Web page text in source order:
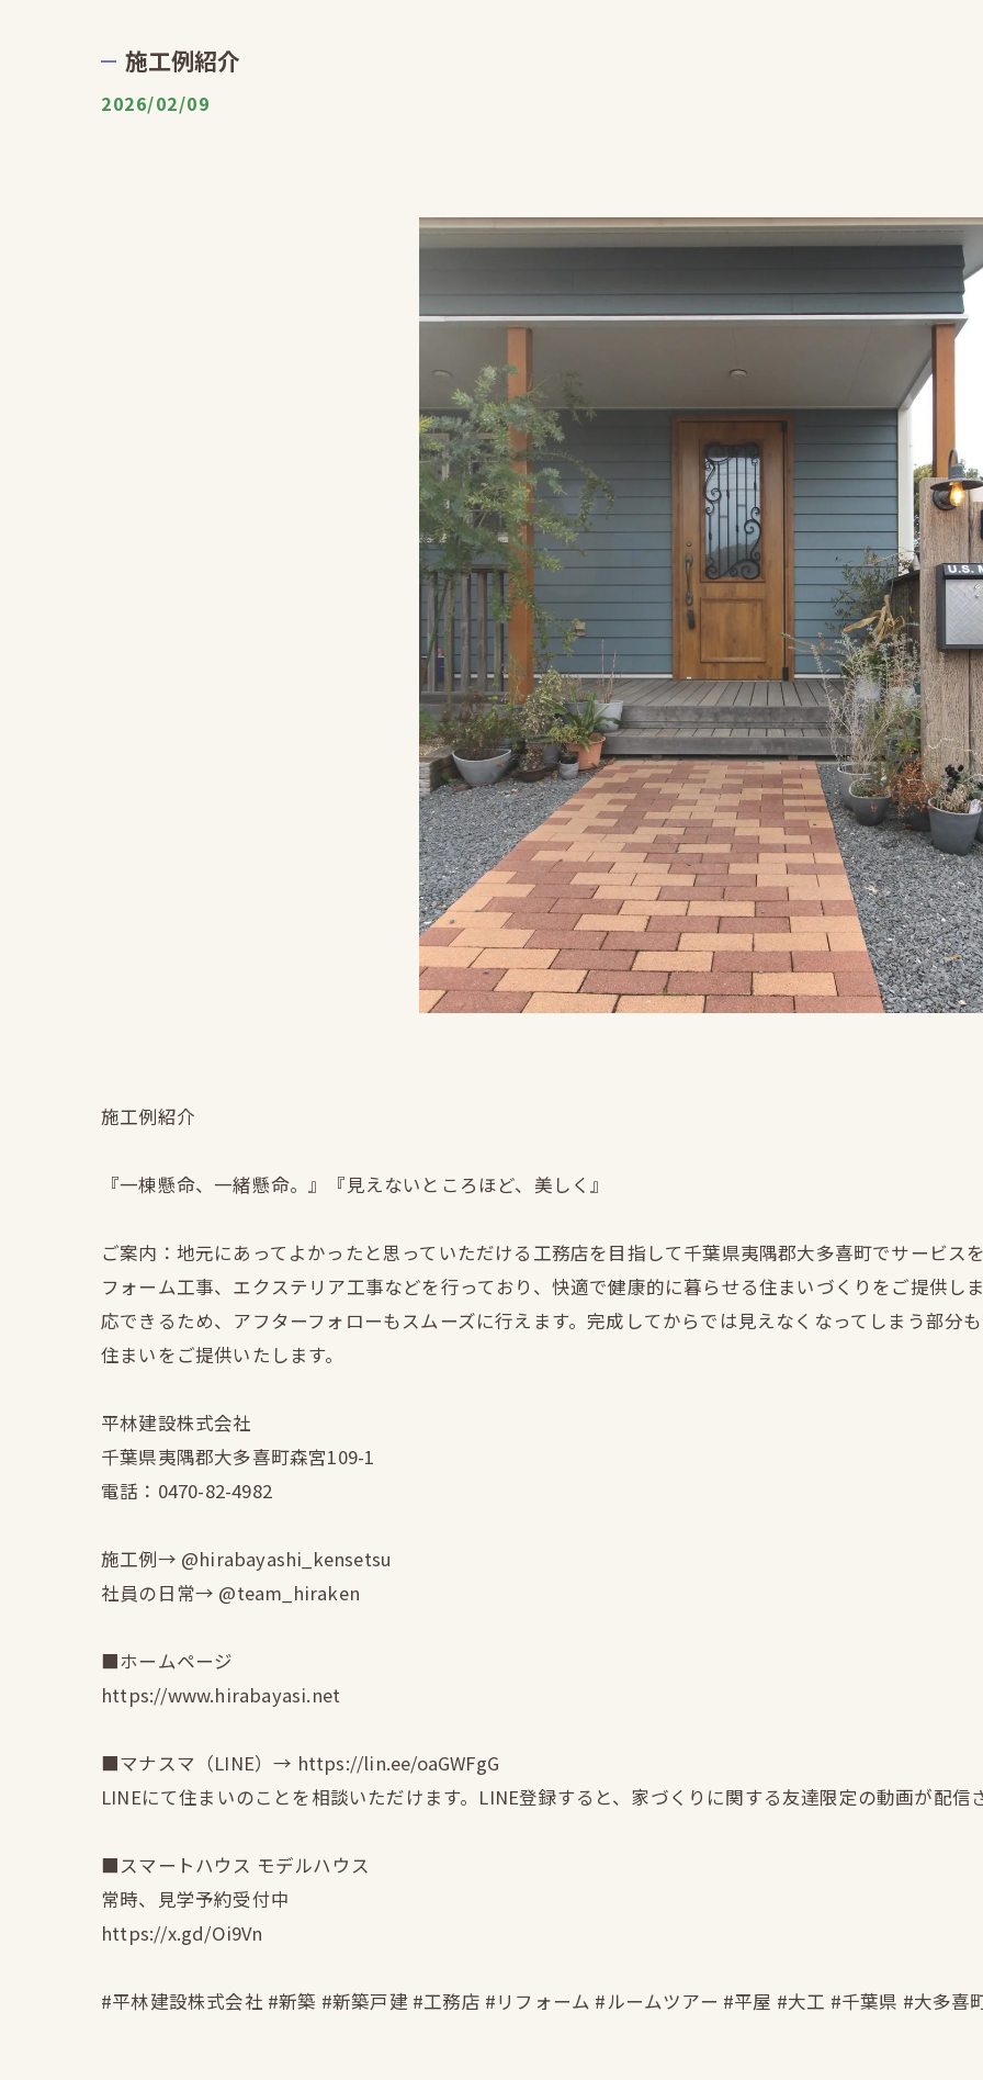
施工例紹介
2026/02/09
施工例紹介
『一棟懸命、一緒懸命。』『見えないところほど、美しく』
ご案内：地元にあってよかったと思っていただける工務店を目指して千葉県夷隅郡大多喜町でサービス
フォーム工事、エクステリア工事などを行っており、快適で健康的に暮らせる住まいづくりをご提供し
応できるため、アフターフォローもスムーズに行えます。完成してからでは見えなくなってしまう部分
住まいをご提供いたします。
平林建設株式会社
千葉県夷隅郡大多喜町森宮109-1
電話：0470-82-4982
施工例→ @hirabayashi_kensetsu
社員の日常→ @team_hiraken
■ホームページ
https://www.hirabayasi.net
■マナスマ（LINE）→ https://lin.ee/oaGWFgG
LINEにて住まいのことを相談いただけます。LINE登録すると、家づくりに関する友達限定の動画が配信
■スマートハウス モデルハウス
常時、見学予約受付中
https://x.gd/Oi9Vn
#平林建設株式会社 #新築 #新築戸建 #工務店 #リフォーム #ルームツアー #平屋 #大工 #千葉県 #大多喜